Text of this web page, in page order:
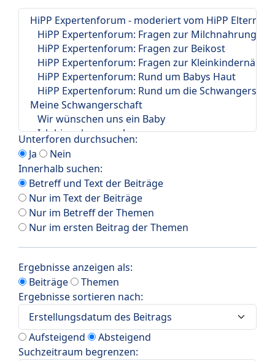
Unterforen durchsuchen:
Ja
Nein
Innerhalb suchen:
Betreff und Text der Beiträge
Nur im Text der Beiträge
Nur im Betreff der Themen
Nur im ersten Beitrag der Themen
Ergebnisse anzeigen als:
Beiträge
Themen
Ergebnisse sortieren nach:
Aufsteigend
Absteigend
Suchzeitraum begrenzen: